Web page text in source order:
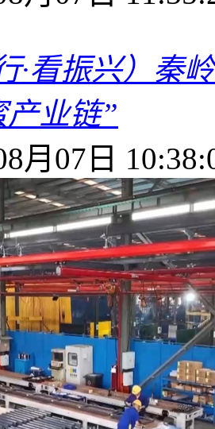
·看振兴）秦
业链”
月07日